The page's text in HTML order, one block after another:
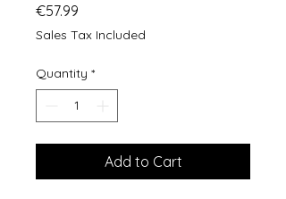
€57.99
Sales Tax Included
Quantity *
Add to Cart